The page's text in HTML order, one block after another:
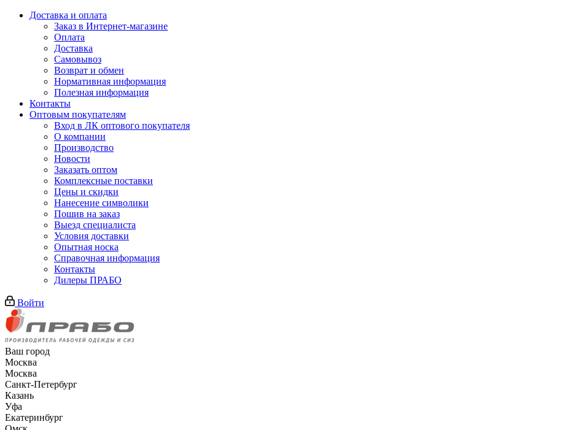
Доставка и оплата
Заказ в Интернет-магазине
Оплата
Доставка
Самовывоз
Возврат и обмен
Нормативная информация
Полезная информация
Контакты
Оптовым покупателям
Вход в ЛК оптового покупателя
О компании
Производство
Новости
Заказать оптом
Комплексные поставки
Цены и скидки
Нанесение символики
Пошив на заказ
Выезд специалиста
Условия доставки
Опытная носка
Справочная информация
Контакты
Дилеры ПРАБО
Войти
Ваш город
Москва
Москва
Санкт-Петербург
Казань
Уфа
Екатеринбург